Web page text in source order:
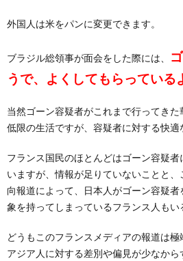
外国人は米をパンに変更できます。
ブラジル総領事が面会をした際には、
うで、よくしてもらっている
当然ゴーン容疑者がこれまで行ってき
低限の生活ですが、容疑者に対する快適
フランス国民のほとんどはゴーン容疑
いますが、情報が足りていないことと
向報道によって、日本人がゴーン容疑
象を持ってしまっているフランス人もい
どうもこのフランスメディアの報道は極
アジア人に対する差別や偏見が少なから